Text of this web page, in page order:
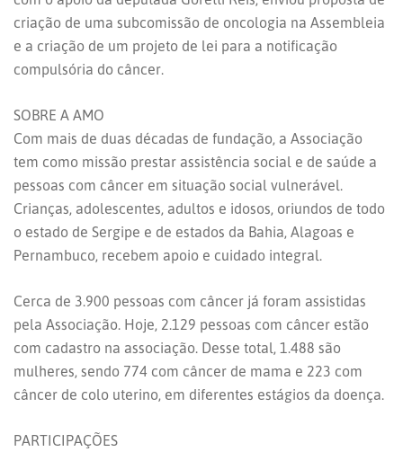
criação de uma subcomissão de oncologia na Assembleia
e a criação de um projeto de lei para a notificação
compulsória do câncer.
SOBRE A AMO
Com mais de duas décadas de fundação, a Associação
tem como missão prestar assistência social e de saúde a
pessoas com câncer em situação social vulnerável.
Crianças, adolescentes, adultos e idosos, oriundos de todo
o estado de Sergipe e de estados da Bahia, Alagoas e
Pernambuco, recebem apoio e cuidado integral.
Cerca de 3.900 pessoas com câncer já foram assistidas
pela Associação. Hoje, 2.129 pessoas com câncer estão
com cadastro na associação. Desse total, 1.488 são
mulheres, sendo 774 com câncer de mama e 223 com
câncer de colo uterino, em diferentes estágios da doença.
PARTICIPAÇÕES